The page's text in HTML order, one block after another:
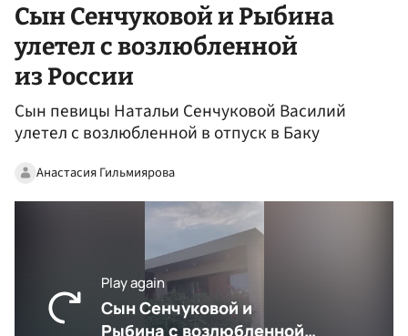
Сын Сенчуковой и Рыбина
улетел с возлюбленной
из России
Сын певицы Натальи Сенчуковой Василий
улетел с возлюбленной в отпуск в Баку
Анастасия Гильмиярова